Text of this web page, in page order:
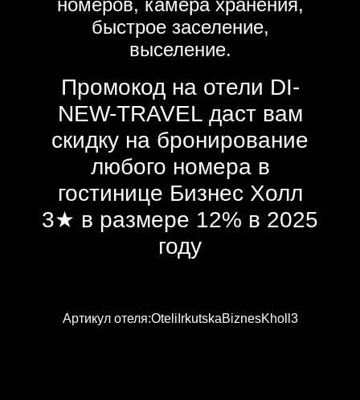
быстрое заселение,
выселение.
Промокод на отели DI-
NEW-TRAVEL даст вам
скидку на бронирование
любого номера в
гостинице Бизнес Холл
3★ в размере 12% в 2025
году
Артикул отеля:OteliIrkutskaBiznesKholl3